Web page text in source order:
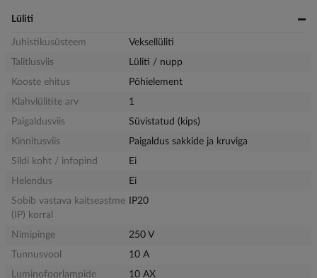
Lüliti
Juhistikusüsteem
Veksellüliti
Talitlusviis
Lüliti / nupp
Kooste ehitus
Põhielement
Klahvlülitite arv
1
Paigaldusviis
Süvistatud (kips)
Kinnitusviis
Paigaldus sakkide ja kruviga
Sildi koht / infopind
Ei
Helendus
Ei
Sobib vastava kaitseastme
(IP) korral
IP20
Nimipinge
250 V
Tunnusvool
10 A
Luminofoorlampide
10 AX